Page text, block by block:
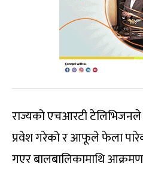
राज्यको एचआरटी
प्रवेश गरेको र आफूले फेला
गएर बालबालिकामाथि